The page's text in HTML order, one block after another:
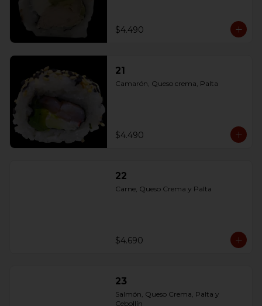
$4.490
21
Camarón, Queso crema, Palta
$4.490
22
Carne, Queso Crema y Palta
$4.690
23
Salmón, Queso Crema, Palta y
Cebollín